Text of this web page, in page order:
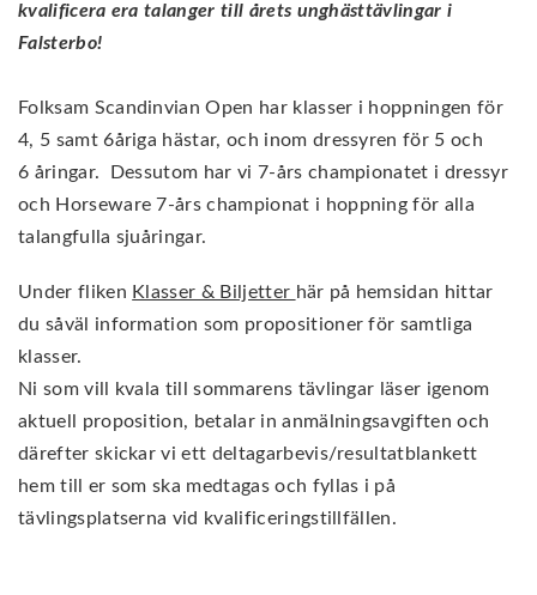
kvalificera era talanger till årets unghästtävlingar i
Falsterbo!
Folksam Scandinvian Open har klasser i hoppningen för
4, 5 samt 6åriga hästar, och inom dressyren för 5 och
6 åringar. Dessutom har vi 7-års championatet i dressyr
och Horseware 7-års championat i hoppning för alla
talangfulla sjuåringar.
Under fliken Klasser & Biljetter här på hemsidan hittar
du såväl information som propositioner för samtliga
klasser.
Ni som vill kvala till sommarens tävlingar läser igenom
aktuell proposition, betalar in anmälningsavgiften och
därefter skickar vi ett deltagarbevis/resultatblankett
hem till er som ska medtagas och fyllas i på
tävlingsplatserna vid kvalificeringstillfällen.